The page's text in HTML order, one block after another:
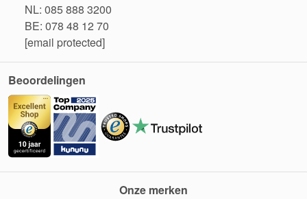
NL: 085 888 3200
BE: 078 48 12 70
[email protected]
Beoordelingen
Onze merken